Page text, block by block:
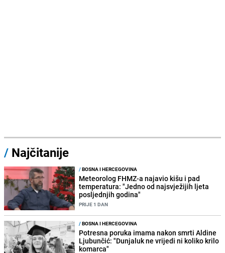
/ Najčitanije
/BOSNA I HERCEGOVINA
Meteorolog FHMZ-a najavio kišu i pad
temperatura: "Jedno od najsvježijih ljeta
posljednjih godina"
PRIJE 1 DAN
/BOSNA I HERCEGOVINA
Potresna poruka imama nakon smrti Aldine
Ljubunčić: "Dunjaluk ne vrijedi ni koliko krilo
komarca"